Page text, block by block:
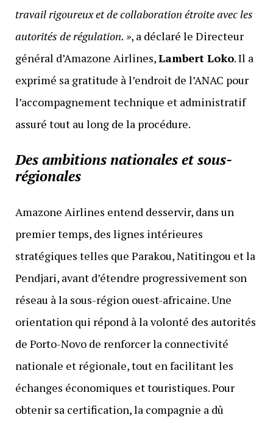
travail rigoureux et de collaboration étroite avec les
autorités de régulation. », a déclaré le Directeur
général d’Amazone Airlines,Lambert Loko. Il a
exprimé sa gratitude à l’endroit de l’ANAC pour
l’accompagnement technique et administratif
assuré tout au long de la procédure.
Des ambitions nationales et sous-
régionales
Amazone Airlines entend desservir, dans un
premier temps, des lignes intérieures
stratégiques telles que Parakou, Natitingou et la
Pendjari, avant d’étendre progressivement son
réseau à la sous-région ouest-africaine. Une
orientation qui répond à la volonté des autorités
de Porto-Novo de renforcer la connectivité
nationale et régionale, tout en facilitant les
échanges économiques et touristiques. Pour
obtenir sa certification, la compagnie a dû